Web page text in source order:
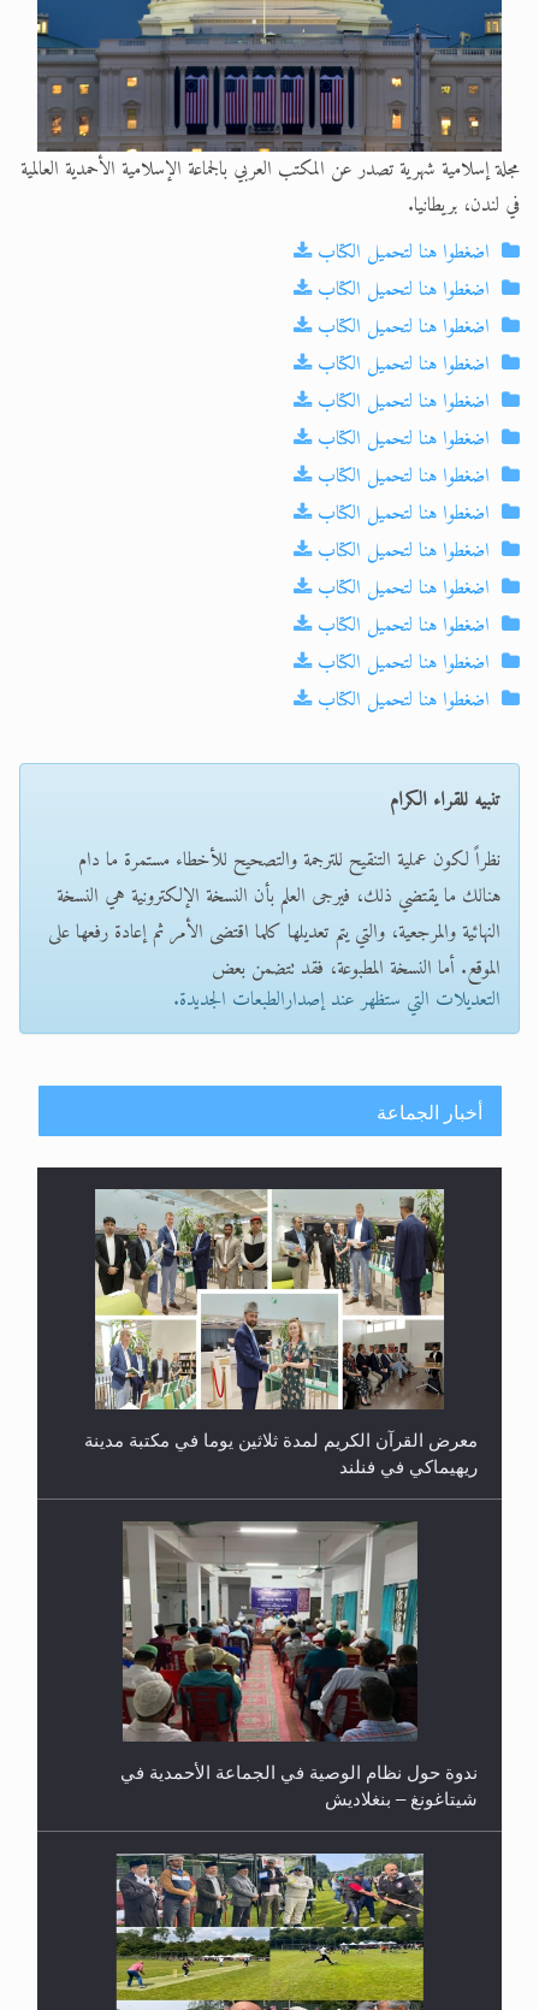
مجلة إسلامية شهرية تصدر عن المكتب العربي بالجماعة الإسلامية الأحمدية العالمية
في لندن، بريطانيا.
اضغطوا هنا لتحميل الكتاب
اضغطوا هنا لتحميل الكتاب
اضغطوا هنا لتحميل الكتاب
اضغطوا هنا لتحميل الكتاب
اضغطوا هنا لتحميل الكتاب
اضغطوا هنا لتحميل الكتاب
اضغطوا هنا لتحميل الكتاب
اضغطوا هنا لتحميل الكتاب
اضغطوا هنا لتحميل الكتاب
اضغطوا هنا لتحميل الكتاب
اضغطوا هنا لتحميل الكتاب
اضغطوا هنا لتحميل الكتاب
اضغطوا هنا لتحميل الكتاب
تنبيه للقراء الكرام
نظراً لكون عملية التنقيح للترجمة والتصحيح للأخطاء مستمرة ما دام
هنالك ما يقتضي ذلك، فيرجى العلم بأن النسخة الإلكترونية هي النسخة
النهائية والمرجعية، والتي يتم تعديلها كلما اقتضى الأمر ثم إعادة رفعها على
الموقع. أما النسخة المطبوعة، فقد تتضمن بعض
التعديلات التي ستظهر عند إصدارالطبعات الجديدة.
أخبار الجماعة
معرض القرآن الكريم لمدة ثلاثين يوما في مكتبة مدينة
ريهيماكي في فنلند
ندوة حول نظام الوصية في الجماعة الأحمدية في
شيتاغونغ – بنغلاديش